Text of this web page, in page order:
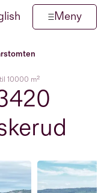
Meny
10000 m²